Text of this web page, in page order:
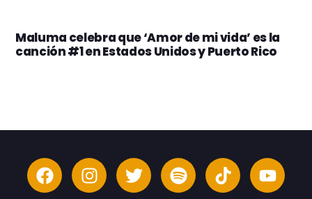
Maluma celebra que ‘Amor de mi vida’ es la
canción #1 en Estados Unidos y Puerto Rico